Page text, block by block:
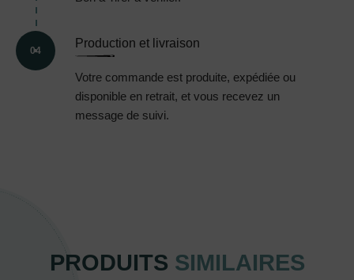
04
Production et livraison
Votre commande est produite, expédiée ou
disponible en retrait, et vous recevez un
message de suivi.
PRODUITS SIMILAIRES